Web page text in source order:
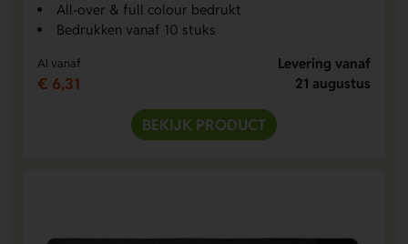
All-over & full colour bedrukt
Bedrukken vanaf 10 stuks
Al vanaf
€ 6,31
Levering vanaf
21 augustus
BEKIJK PRODUCT